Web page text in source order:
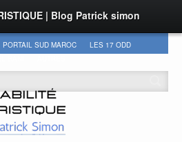
| Blog Patrick simon
PORTAIL SUD MAROC
LES 17 ODD